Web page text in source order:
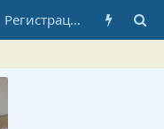
Регистрация